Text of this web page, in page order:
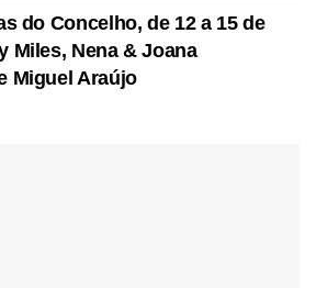
do Concelho, de 12 a 15 de
Miles, Nena & Joana
Miguel Araújo